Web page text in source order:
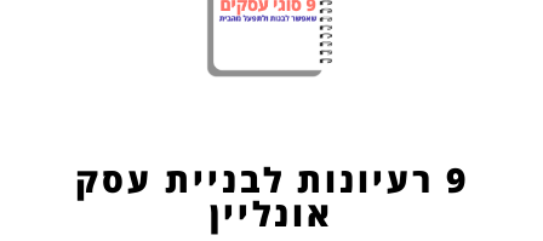
9 רעיונות לבניית עסק
אונליין